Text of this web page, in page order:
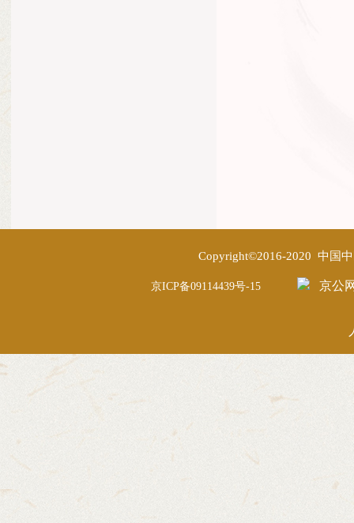
Copyright©2016-2020 中国
京ICP备09114439号-15 京公